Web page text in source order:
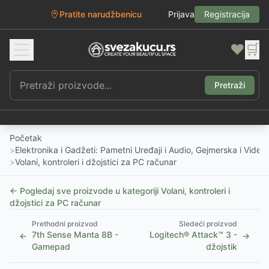
Pratite narudžbenicu Prijava Registracija
❤️ 🛒
Pretraži
Početak
>Elektronika i Gadžeti: Pametni Uređaji i Audio, Gejmerska i Video
>Volani, kontroleri i džojstici za PC računar
← Pogledaj sve proizvode u kategoriji Volani, kontroleri i
džojstici za PC računar
←
Prethodni proizvod
7th Sense Manta 8B -
Gamepad
Sledeći proizvod
Logitech® Attack™ 3 -
džojstik
→